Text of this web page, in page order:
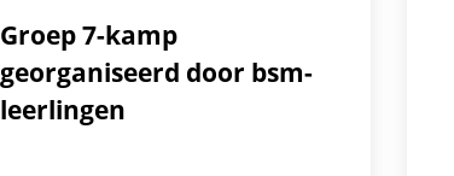
Groep 7-kamp
georganiseerd door bsm-
leerlingen